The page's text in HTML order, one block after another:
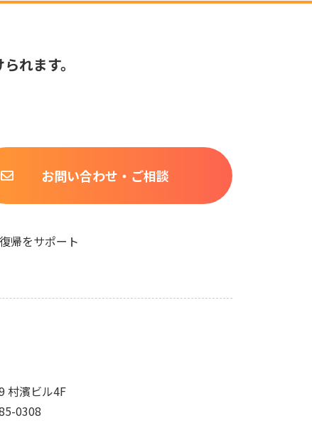
れます。
お問い合わせ・ご相談
帰をサポート
村濱ビル4F
0308